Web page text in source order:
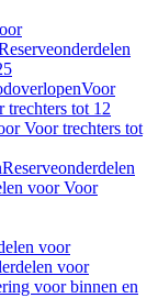
Voor
trechters tot 12
Voor trechters tot
Reserveonderdelen
voor Voor
voor
voor
voor binnen en